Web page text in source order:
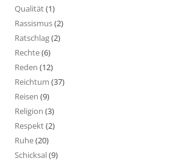
Qualität(1)
Rassismus(2)
Ratschlag(2)
Rechte(6)
Reden (12)
Reichtum (37)
Reisen (9)
Religion (3)
Respekt(2)
Ruhe(20)
Schicksal(9)